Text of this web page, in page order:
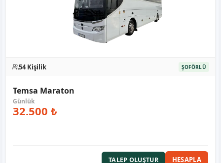
54 Kişilik ŞOFÖRLÜ
Temsa Maraton
32.500 ₺
TALEP OLUŞTUR HESAPLA